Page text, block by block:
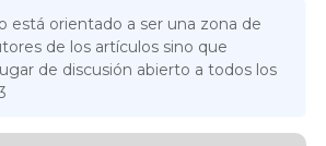
está orientado a ser una zona de
de los artículos sino que
de discusión abierto a todos los